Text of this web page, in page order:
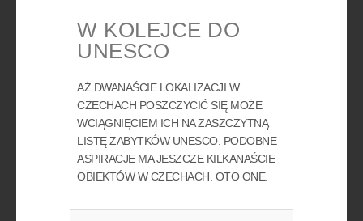
W KOLEJCE DO
UNESCO
AŻ DWANAŚCIE LOKALIZACJI W
CZECHACH POSZCZYCIĆ SIĘ MOŻE
WCIĄGNIĘCIEM ICH NA ZASZCZYTNĄ
LISTĘ ZABYTKÓW UNESCO. PODOBNE
ASPIRACJE MA JESZCZE KILKANAŚCIE
OBIEKTÓW W CZECHACH. OTO ONE.